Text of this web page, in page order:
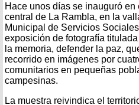
Hace unos días se inauguró en
central de La Rambla, en la
Municipal de Servicios
exposición de fotografía
la memoria, defender la paz,
recorrido en imágenes por
comunitarios en pequeñas
campesinas.
La muestra reivindica el